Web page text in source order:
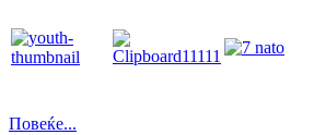
Повеќе...